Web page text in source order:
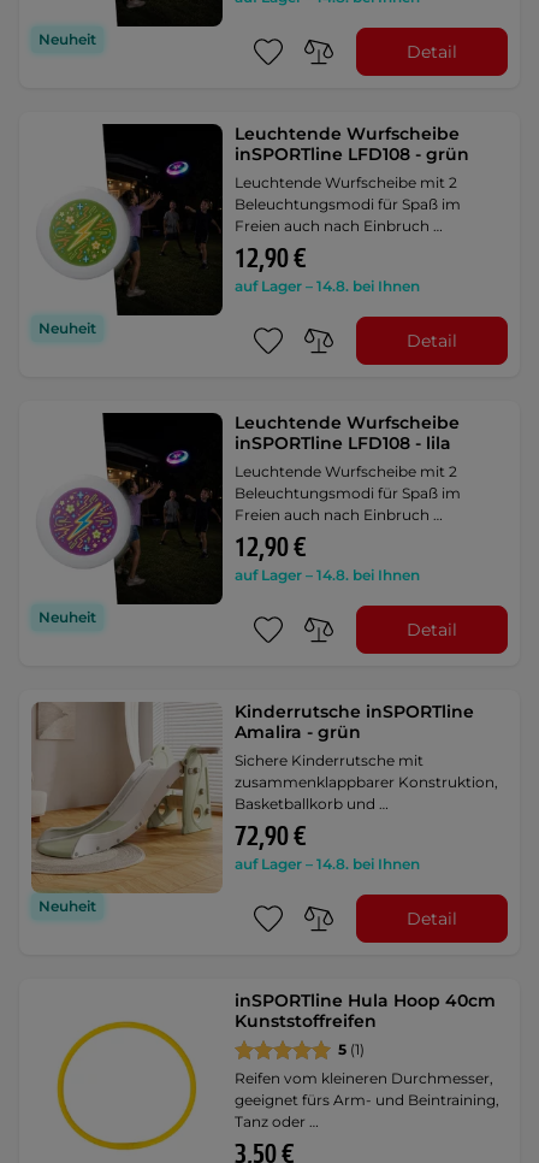
Neuheit
Detail
Neuheit
Leuchtende Wurfscheibe
inSPORTline LFD108 - grün
Leuchtende Wurfscheibe mit 2
Beleuchtungsmodi für Spaß im
Freien auch nach Einbruch …
12,90 €
auf Lager – 14.8. bei Ihnen
Detail
Neuheit
Leuchtende Wurfscheibe
inSPORTline LFD108 - lila
Leuchtende Wurfscheibe mit 2
Beleuchtungsmodi für Spaß im
Freien auch nach Einbruch …
12,90 €
auf Lager – 14.8. bei Ihnen
Detail
Neuheit
Kinderrutsche inSPORTline
Amalira - grün
Sichere Kinderrutsche mit
zusammenklappbarer Konstruktion,
Basketballkorb und …
72,90 €
auf Lager – 14.8. bei Ihnen
Detail
inSPORTline Hula Hoop 40cm
Kunststoffreifen
5 (1)
Reifen vom kleineren Durchmesser,
geeignet fürs Arm- und Beintraining,
Tanz oder …
3,50 €